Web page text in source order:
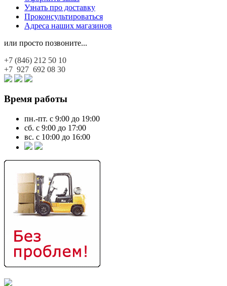
Узнать про доставку
Проконсультироваться
Адреса наших магазинов
или просто позвоните...
+7 (846) 212 50 10
+7 927 692 08 30
Время работы
пн.-пт. с 9:00 до 19:00
сб. с 9:00 до 17:00
вс. с 10:00 до 16:00